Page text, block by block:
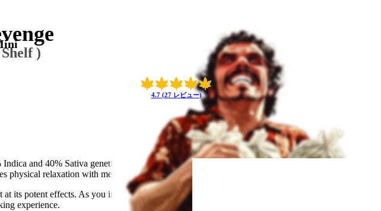
)
4.7 (27 レビュー)
and 40% Sativa genetic composition. With
physical relaxation with mental invigoration.
its potent effects. As you indulge, the flavor
experience.